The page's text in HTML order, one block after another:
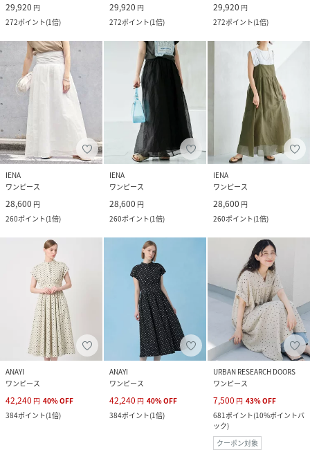
29,920 円
272ポイント(1倍)
29,920 円
272ポイント(1倍)
29,920 円
272ポイント(1倍)
IENA
ワンピース
28,600 円
260ポイント(1倍)
IENA
ワンピース
28,600 円
260ポイント(1倍)
IENA
ワンピース
28,600 円
260ポイント(1倍)
ANAYI
ワンピース
42,240 円 40%OFF
384ポイント(1倍)
ANAYI
ワンピース
42,240 円 40%OFF
384ポイント(1倍)
URBAN RESEARCH DOORS
ワンピース
7,500 円 43%OFF
681ポイント(10%ポイントバ
ック)
クーポン対象